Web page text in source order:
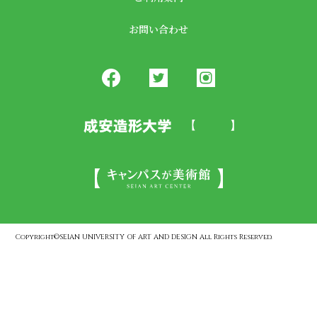
お問い合わせ
Copyright©SEIAN UNIVERSITY OF ART AND DESIGN All Rights Reserved.